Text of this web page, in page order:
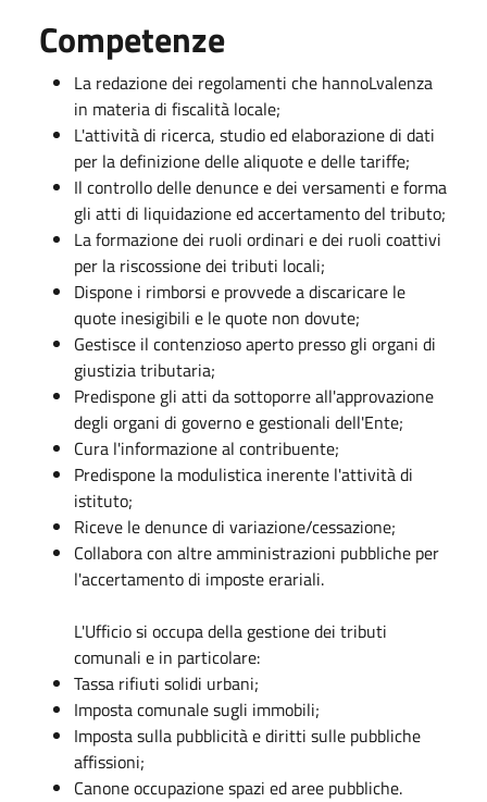
Competenze
La redazione dei regolamenti che hannoLvalenza
in materia di fiscalità locale;
L'attività di ricerca, studio ed elaborazione di dati
per la definizione delle aliquote e delle tariffe;
Il controllo delle denunce e dei versamenti e forma
gli atti di liquidazione ed accertamento del tributo;
La formazione dei ruoli ordinari e dei ruoli coattivi
per la riscossione dei tributi locali;
Dispone i rimborsi e provvede a discaricare le
quote inesigibili e le quote non dovute;
Gestisce il contenzioso aperto presso gli organi di
giustizia tributaria;
Predispone gli atti da sottoporre all'approvazione
degli organi di governo e gestionali dell'Ente;
Cura l'informazione al contribuente;
Predispone la modulistica inerente l'attività di
istituto;
Riceve le denunce di variazione/cessazione;
Collabora con altre amministrazioni pubbliche per
l'accertamento di imposte erariali.
L'Ufficio si occupa della gestione dei tributi
comunali e in particolare:
Tassa rifiuti solidi urbani;
Imposta comunale sugli immobili;
Imposta sulla pubblicità e diritti sulle pubbliche
affissioni;
Canone occupazione spazi ed aree pubbliche.